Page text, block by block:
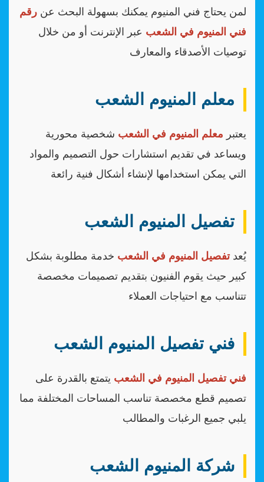
لمن يحتاج فني المنيوم يمكنك بسهولة البحث عن رقم
فني المنيوم في الشعب عبر الإنترنت أو من خلال
توصيات الأصدقاء والمعارف
معلم المنيوم الشعب
يعتبر معلم المنيوم في الشعب شخصية محورية
ويساعد في تقديم استشارات حول التصميم والمواد
التي يمكن استخدامها لإنشاء أشكال فنية رائعة
تفصيل المنيوم الشعب
يُعدتفصيل المنيوم في الشعب خدمة مطلوبة بشكل
كبير حيث يقوم الفنيون بتقديم تصميمات مخصصة
تتناسب مع احتياجات العملاء
فني تفصيل المنيوم الشعب
فني تفصيل المنيوم في الشعب يتمتع بالقدرة على
تصميم قطع مخصصة تناسب المساحات المختلفة مما
يلبي جميع الرغبات والمطالب
شركة المنيوم الشعب